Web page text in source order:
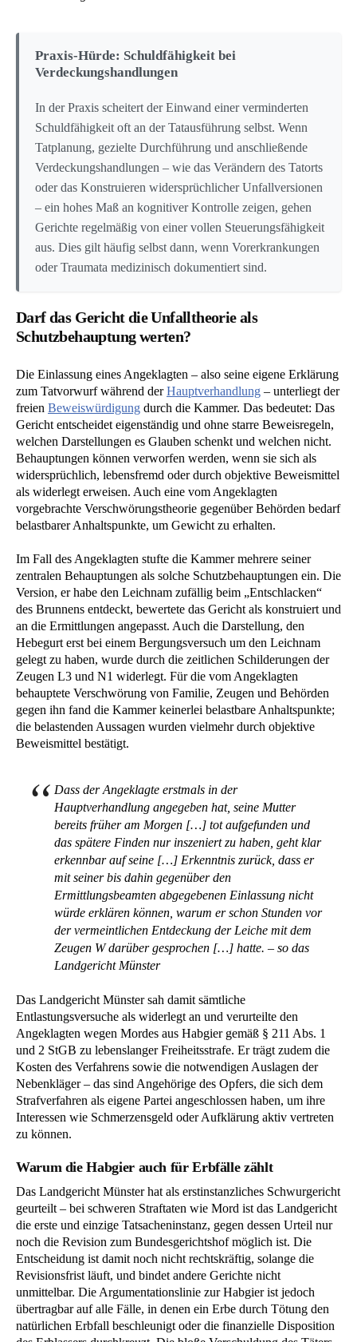
Praxis-Hürde: Schuldfähigkeit bei
Verdeckungshandlungen
In der Praxis scheitert der Einwand einer verminderten
Schuldfähigkeit oft an der Tatausführung selbst. Wenn
Tatplanung, gezielte Durchführung und anschließende
Verdeckungshandlungen – wie das Verändern des Tatorts
oder das Konstruieren widersprüchlicher Unfallversionen
– ein hohes Maß an kognitiver Kontrolle zeigen, gehen
Gerichte regelmäßig von einer vollen Steuerungsfähigkeit
aus. Dies gilt häufig selbst dann, wenn Vorerkrankungen
oder Traumata medizinisch dokumentiert sind.
Darf das Gericht die Unfalltheorie als
Schutzbehauptung werten?
Die Einlassung eines Angeklagten – also seine eigene Erklärung
zum Tatvorwurf während derHauptverhandlung – unterliegt der
freien Beweiswürdigung durch die Kammer. Das bedeutet: Das
Gericht entscheidet eigenständig und ohne starre Beweisregeln,
welchen Darstellungen es Glauben schenkt und welchen nicht.
Behauptungen können verworfen werden, wenn sie sich als
widersprüchlich, lebensfremd oder durch objektive Beweismittel
als widerlegt erweisen. Auch eine vom Angeklagten
vorgebrachte Verschwörungstheorie gegenüber Behörden bedarf
belastbarer Anhaltspunkte, um Gewicht zu erhalten.
Im Fall des Angeklagten stufte die Kammer mehrere seiner
zentralen Behauptungen als solche Schutzbehauptungen ein. Die
Version, er habe den Leichnam zufällig beim „Entschlacken“
des Brunnens entdeckt, bewertete das Gericht als konstruiert und
an die Ermittlungen angepasst. Auch die Darstellung, den
Hebegurt erst bei einem Bergungsversuch um den Leichnam
gelegt zu haben, wurde durch die zeitlichen Schilderungen der
Zeugen L3 und N1 widerlegt. Für die vom Angeklagten
behauptete Verschwörung von Familie, Zeugen und Behörden
gegen ihn fand die Kammer keinerlei belastbare Anhaltspunkte;
die belastenden Aussagen wurden vielmehr durch objektive
Beweismittel bestätigt.
Dass der Angeklagte erstmals in der
Hauptverhandlung angegeben hat, seine Mutter
bereits früher am Morgen […] tot aufgefunden und
das spätere Finden nur inszeniert zu haben, geht klar
erkennbar auf seine […] Erkenntnis zurück, dass er
mit seiner bis dahin gegenüber den
Ermittlungsbeamten abgegebenen Einlassung nicht
würde erklären können, warum er schon Stunden vor
der vermeintlichen Entdeckung der Leiche mit dem
Zeugen W darüber gesprochen […] hatte. – so das
Landgericht Münster
Das Landgericht Münster sah damit sämtliche
Entlastungsversuche als widerlegt an und verurteilte den
Angeklagten wegen Mordes aus Habgier gemäß § 211 Abs. 1
und 2 StGB zu lebenslanger Freiheitsstrafe. Er trägt zudem die
Kosten des Verfahrens sowie die notwendigen Auslagen der
Nebenkläger – das sind Angehörige des Opfers, die sich dem
Strafverfahren als eigene Partei angeschlossen haben, um ihre
Interessen wie Schmerzensgeld oder Aufklärung aktiv vertreten
zu können.
Warum die Habgier auch für Erbfälle zählt
Das Landgericht Münster hat als erstinstanzliches Schwurgericht
geurteilt – bei schweren Straftaten wie Mord ist das Landgericht
die erste und einzige Tatsacheninstanz, gegen dessen Urteil nur
noch die Revision zum Bundesgerichtshof möglich ist. Die
Entscheidung ist damit noch nicht rechtskräftig, solange die
Revisionsfrist läuft, und bindet andere Gerichte nicht
unmittelbar. Die Argumentationslinie zur Habgier ist jedoch
übertragbar auf alle Fälle, in denen ein Erbe durch Tötung den
natürlichen Erbfall beschleunigt oder die finanzielle Disposition